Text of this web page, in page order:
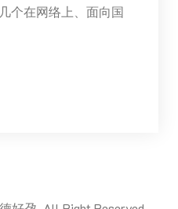
个在网络上、面向国